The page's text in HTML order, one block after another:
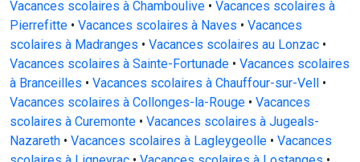
Vacances scolaires à Chamboulive • Vacances scolaires à
Pierrefitte • Vacances scolaires à Naves • Vacances
scolaires à Madranges • Vacances scolaires au Lonzac •
Vacances scolaires à Sainte-Fortunade • Vacances scolaires
à Branceilles • Vacances scolaires à Chauffour-sur-Vell •
Vacances scolaires à Collonges-la-Rouge • Vacances
scolaires à Curemonte • Vacances scolaires à Jugeals-
Nazareth • Vacances scolaires à Lagleygeolle • Vacances